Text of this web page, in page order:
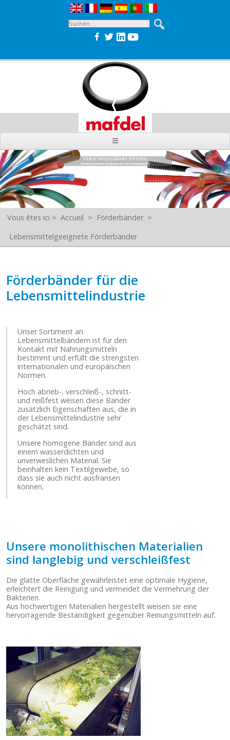
Vous êtes ici > Accueil > Förderbänder >
Lebensmittelgeeignete Förderbänder
Förderbänder für die
Lebensmittelindustrie
Unser Sortiment an
Lebensmittelbändern ist für den
Kontakt mit Nahrungsmitteln
bestimmt und erfüllt die strengsten
internationalen und europäischen
Normen.
Hoch abrieb-, verschleiß-, schnitt-
und reißfest weisen diese Bänder
zusätzlich Eigenschaften aus, die in
der Lebensmittelindustrie sehr
geschätzt sind.
Unsere homogene Bänder sind aus
einem wasserdichten und
unverweslichen Material. Sie
beinhalten kein Textilgewebe, so
dass sie auch nicht ausfransen
können.
Unsere monolithischen Materialien
sind langlebig und verschleißfest
Die glatte Oberfläche gewährleistet eine optimale Hygiene,
erleichtert die Reinigung und vermeidet die Vermehrung der
Bakterien.
Aus hochwertigen Materialien hergestellt weisen sie eine
hervorragende Beständigkeit gegenüber Reinungsmitteln auf.